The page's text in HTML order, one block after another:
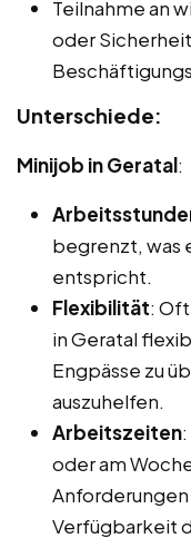
Teilnahme an
oder
Unterschiede:
Minijob in Geratal:
begrenzt, was
entspricht.
Flexibilität:
in Geratal
Engpässe zu
auszuhelfen.
Arbeitszeiten
oder am
Verfügbarkeit